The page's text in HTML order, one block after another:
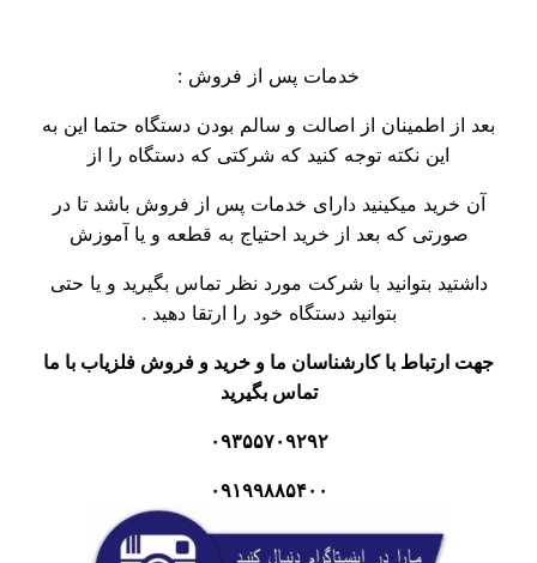
خدمات پس از فروش :
از اصالت و سالم بودن دستگاه حتما این به
نکته توجه کنید که شرکتی که دستگاه را از
میکینید دارای خدمات پس از فروش باشد تا در
که بعد از خرید احتیاج به قطعه و یا آموزش
بتوانید با شرکت مورد نظر تماس بگیرید و یا حتی
بتوانید دستگاه خود را ارتقا دهید .
با کارشناسان ما و خرید و فروش فلزیاب با ما
تماس بگیرید
۰۹۳۵۵۷۰۹۲۹۲
۰۹۱۹۹۸۸۵۴۰۰